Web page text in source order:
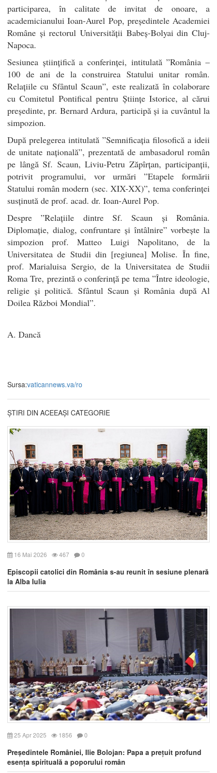
participarea, în calitate de invitat de onoare, a
academicianului Ioan-Aurel Pop, președintele Academiei
Române și rectorul Universității Babeș-Bolyai din Cluj-
Napoca.
Sesiunea științifică a conferinței, intitulată ”România –
100 de ani de la construirea Statului unitar român.
Relațiile cu Sfântul Scaun”, este realizată în colaborare
cu Comitetul Pontifical pentru Științe Istorice, al cărui
președinte, pr. Bernard Ardura, participă și ia cuvântul la
simpozion.
După prelegerea intitulată ”Semnificația filosofică a ideii
de unitate națională”, prezentată de ambasadorul român
pe lângă Sf. Scaun, Liviu-Petru Zăpîrțan, participanții,
potrivit programului, vor urmări ”Etapele formării
Statului român modern (sec. XIX-XX)”, tema conferinței
susținută de prof. acad. dr. Ioan-Aurel Pop.
Despre ”Relațiile dintre Sf. Scaun și România.
Diplomație, dialog, confruntare și întâlnire” vorbește la
simpozion prof. Matteo Luigi Napolitano, de la
Universitatea de Studii din [regiunea] Molise. În fine,
prof. Marialuisa Sergio, de la Universitatea de Studii
Roma Tre, prezintă o conferință pe tema ”Între ideologie,
religie și politică. Sfântul Scaun și România după Al
Doilea Război Mondial”.
A. Dancă
Sursa:vaticannews.va/ro
ȘTIRI DIN ACEEAȘI CATEGORIE
16 Mai 2026 467 0
Episcopii catolici din România s-au reunit în sesiune plenară
la Alba Iulia
25 Apr 2025 1856 0
Președintele României, Ilie Bolojan: Papa a prețuit profund
esența spirituală a poporului român